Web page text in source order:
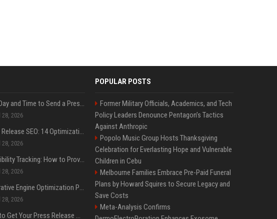
Best Day and Time to Send a Press Release for Media Pick Up
2026
Press Release SEO: 14 Optimizations That Actually Move Rankings
2026
AI Visibility Tracking: How to Prove Your PR Got Cited
2026
Generative Engine Optimization PR Starter Guide
2026
How to Get Your Press Release Cited in Google AI Overviews
POPULAR POSTS
Former Military Officials, Academics, and Tech
Policy Leaders Denounce Pentagon’s Tactics
Against Anthropic
Popolo Music Group Hosts Thanksgiving
Celebration for Everlasting Hope and Vulnerable
Children in Cebu
Melbourne Families Embrace Pre-Paid Funeral
Plans by Howard Squires to Secure Legacy and
Save Costs
Meta-Analysis Confirms